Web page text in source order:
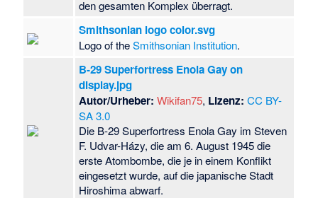
den gesamten Komplex überragt.
Smithsonian logo color.svg
Logo of theSmithsonian Institution.
B-29 Superfortress Enola Gay on
display.jpg
Autor/Urheber: Wikifan75, Lizenz: CC BY-
SA 3.0
Die B-29 Superfortress Enola Gay im Steven
F. Udvar-Házy, die am 6. August 1945 die
erste Atombombe, die je in einem Konflikt
eingesetzt wurde, auf die japanische Stadt
Hiroshima abwarf.